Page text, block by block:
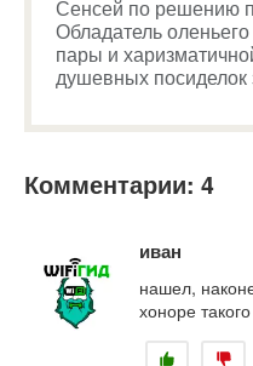
Сенсей по решению
Обладатель
пары и
душевных посиделок
Комментарии: 4
иван
нашел,
хоноре